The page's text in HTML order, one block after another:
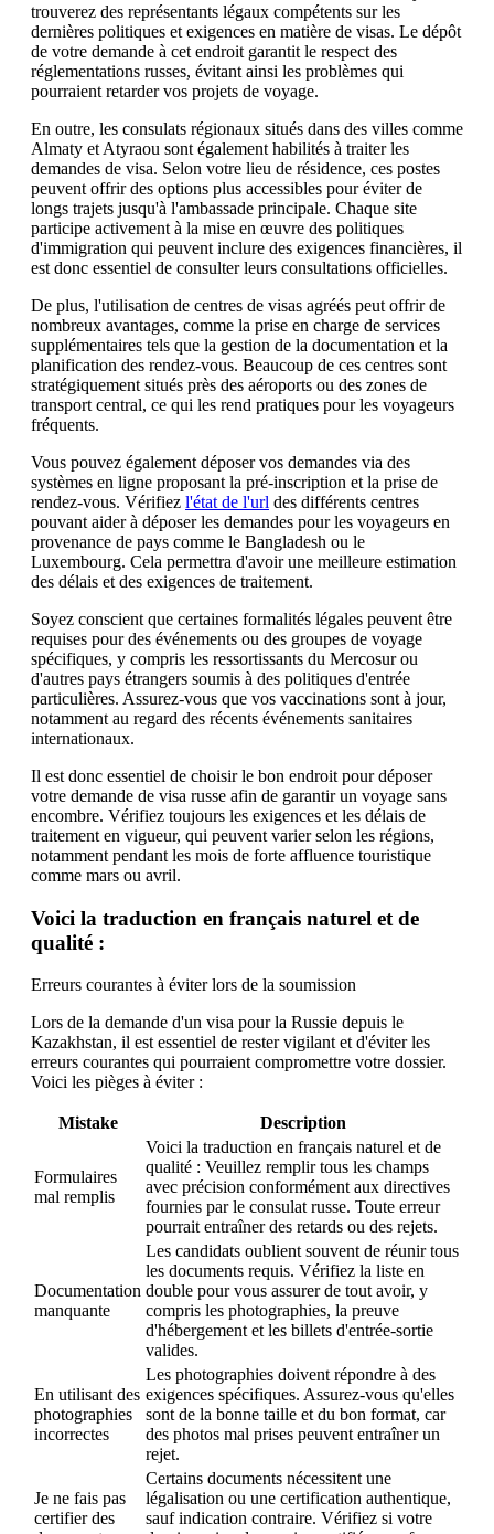
trouverez des représentants légaux compétents sur les
dernières politiques et exigences en matière de visas. Le dépôt
de votre demande à cet endroit garantit le respect des
réglementations russes, évitant ainsi les problèmes qui
pourraient retarder vos projets de voyage.
En outre, les consulats régionaux situés dans des villes comme
Almaty et Atyraou sont également habilités à traiter les
demandes de visa. Selon votre lieu de résidence, ces postes
peuvent offrir des options plus accessibles pour éviter de
longs trajets jusqu'à l'ambassade principale. Chaque site
participe activement à la mise en œuvre des politiques
d'immigration qui peuvent inclure des exigences financières, il
est donc essentiel de consulter leurs consultations officielles.
De plus, l'utilisation de centres de visas agréés peut offrir de
nombreux avantages, comme la prise en charge de services
supplémentaires tels que la gestion de la documentation et la
planification des rendez-vous. Beaucoup de ces centres sont
stratégiquement situés près des aéroports ou des zones de
transport central, ce qui les rend pratiques pour les voyageurs
fréquents.
Vous pouvez également déposer vos demandes via des
systèmes en ligne proposant la pré-inscription et la prise de
rendez-vous. Vérifiez l'état de l'url des différents centres
pouvant aider à déposer les demandes pour les voyageurs en
provenance de pays comme le Bangladesh ou le
Luxembourg. Cela permettra d'avoir une meilleure estimation
des délais et des exigences de traitement.
Soyez conscient que certaines formalités légales peuvent être
requises pour des événements ou des groupes de voyage
spécifiques, y compris les ressortissants du Mercosur ou
d'autres pays étrangers soumis à des politiques d'entrée
particulières. Assurez-vous que vos vaccinations sont à jour,
notamment au regard des récents événements sanitaires
internationaux.
Il est donc essentiel de choisir le bon endroit pour déposer
votre demande de visa russe afin de garantir un voyage sans
encombre. Vérifiez toujours les exigences et les délais de
traitement en vigueur, qui peuvent varier selon les régions,
notamment pendant les mois de forte affluence touristique
comme mars ou avril.
Voici la traduction en français naturel et de
qualité :
Erreurs courantes à éviter lors de la soumission
Lors de la demande d'un visa pour la Russie depuis le
Kazakhstan, il est essentiel de rester vigilant et d'éviter les
erreurs courantes qui pourraient compromettre votre dossier.
Voici les pièges à éviter :
Mistake Description
Formulaires
mal remplis
Voici la traduction en français naturel et de
qualité : Veuillez remplir tous les champs
avec précision conformément aux directives
fournies par le consulat russe. Toute erreur
pourrait entraîner des retards ou des rejets.
Documentation
manquante
Les candidats oublient souvent de réunir tous
les documents requis. Vérifiez la liste en
double pour vous assurer de tout avoir, y
compris les photographies, la preuve
d'hébergement et les billets d'entrée-sortie
valides.
En utilisant des
photographies
incorrectes
Les photographies doivent répondre à des
exigences spécifiques. Assurez-vous qu'elles
sont de la bonne taille et du bon format, car
des photos mal prises peuvent entraîner un
rejet.
Je ne fais pas
certifier des
Certains documents nécessitent une
légalisation ou une certification authentique,
sauf indication contraire. Vérifiez si votre